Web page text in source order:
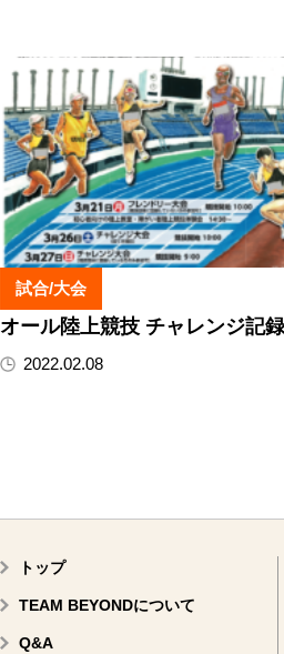
試合/大会
オール陸上競技 チャレンジ記
2022.02.08
トップ
TEAM BEYONDについて
Q&A